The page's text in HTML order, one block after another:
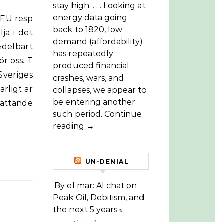
i det
oss. T
är
stay high. . . . Looking at
energy data going
back to 1820, low
demand (affordability)
has repeatedly
produced financial
crashes, wars, and
collapses, we appear to
be entering another
such period. Continue
reading →
UN-DENIAL
By el mar: AI chat on
Peak Oil, Debitism, and
the next 5 years 2